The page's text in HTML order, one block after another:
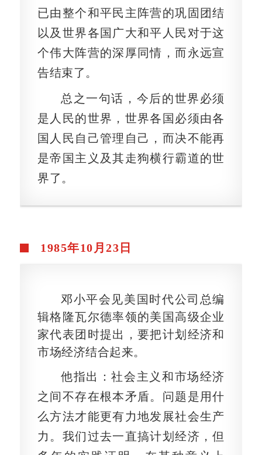
已由整个和平民主阵营的巩固团结
以及世界各国广大和平人民对于这
个伟大阵营的深厚同情，而永远宣
告结束了。
总之一句话，今后的世界必须
是人民的世界，世界各国必须由各
国人民自己管理自己，而决不能再
是帝国主义及其走狗横行霸道的世
界了。
1985年10月23日
邓小平会见美国时代公司总编
辑格隆瓦尔德率领的美国高级企业
家代表团时提出，要把计划经济和
市场经济结合起来。
他指出：社会主义和市场经济
之间不存在根本矛盾。问题是用什
么方法才能更有力地发展社会生产
力。我们过去一直搞计划经济，但